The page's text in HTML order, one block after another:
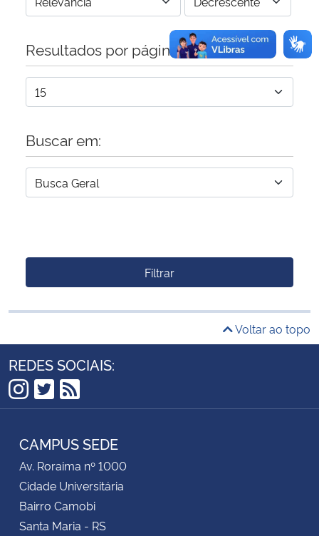
Advocacia-Geral da União
Banco Central do Brasil
Planalto
Resultados por página:
Buscar em:
Filtrar
Voltar ao topo
REDES SOCIAIS:
Instagram
Twitter
RSS
CAMPUS SEDE
Av. Roraima nº 1000
Cidade Universitária
Bairro Camobi
Santa Maria - RS